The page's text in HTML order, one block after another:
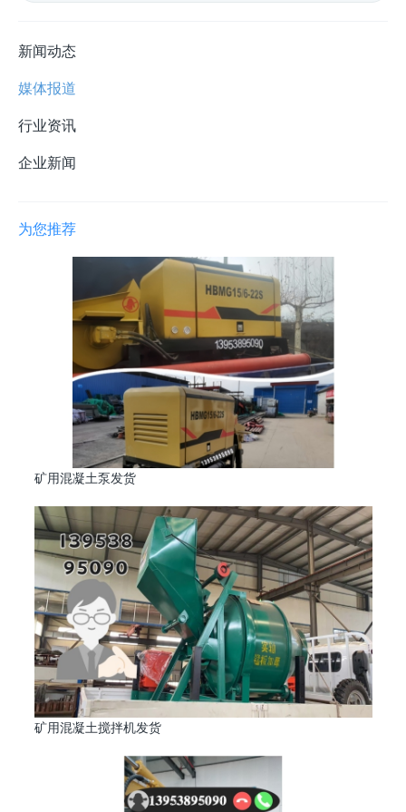
新闻动态
媒体报道
行业资讯
企业新闻
为您推荐
矿用混凝土泵发货
矿用混凝土搅拌机发货